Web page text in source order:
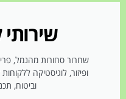
שחרור סחורות מהנמל,
ופיזור, לוגיסטיקה
וביטוח,